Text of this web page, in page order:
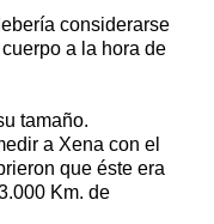
considerarse
a la hora de
tamaño.
a Xena con el
que éste era
Km. de